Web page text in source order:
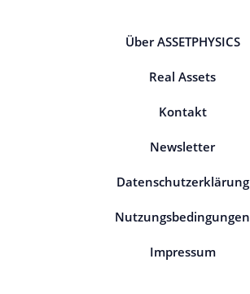
Über ASSETPHYSICS
Real Assets
Kontakt
Newsletter
Datenschutzerklärung
Nutzungsbedingungen
Impressum